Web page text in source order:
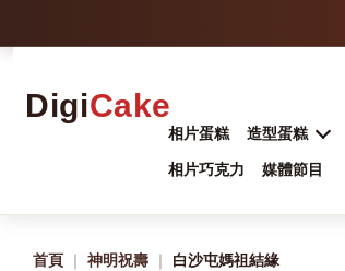
DigiCake
相片蛋糕 造型蛋糕
相片巧克力 媒體節目
首頁 ｜ 神明祝壽 ｜ 白沙屯媽祖結緣